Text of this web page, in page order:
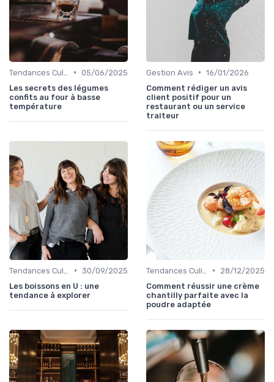
• 05/06/2025
Les secrets des légumes
confits au four à basse
température
Gestion Avis • 16/01/2026
Comment rédiger un avis
client positif pour un
restaurant ou un service
traiteur
• 30/09/2025
Les boissons en U : une
tendance à explorer
•
28/12/2025
Comment réussir une crème
chantilly parfaite avec la
poudre adaptée